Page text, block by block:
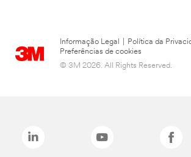
Informação Legal Política da
Preferências de cookies
© 3M 2026. All Rights Reserved.